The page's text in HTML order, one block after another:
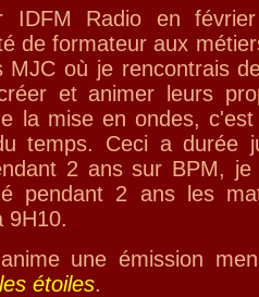
IDFM Radio en
de formateur aux
MJC où je rencontrais
et animer leurs
la mise en ondes,
temps. Ceci a durée
2 ans sur BPM, je
pendant 2 ans les
9H10.
une émission
étoiles.